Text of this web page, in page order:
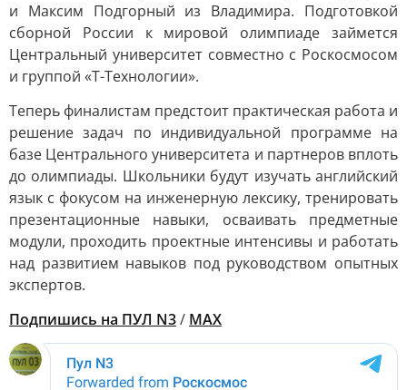
и Максим Подгорный из Владимира. Подготовкой
сборной России к мировой олимпиаде займется
Центральный университет совместно с Роскосмосом
и группой «Т-Технологии».
Теперь финалистам предстоит практическая работа и
решение задач по индивидуальной программе на
базе Центрального университета и партнеров вплоть
до олимпиады. Школьники будут изучать английский
язык с фокусом на инженерную лексику, тренировать
презентационные навыки, осваивать предметные
модули, проходить проектные интенсивы и работать
над развитием навыков под руководством опытных
экспертов.
Подпишись на ПУЛ N3/ MAX